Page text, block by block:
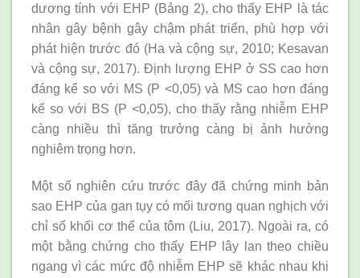
dương tính với EHP (Bảng 2), cho thấy EHP là tác
nhân gây bệnh gây chậm phát triển, phù hợp với
phát hiện trước đó (Ha và cộng sự, 2010; Kesavan
và cộng sự, 2017). Định lượng EHP ở SS cao hơn
đáng kể so với MS (P <0,05) và MS cao hơn đáng
kể so với BS (P <0,05), cho thấy rằng nhiễm EHP
càng nhiều thì tăng trưởng càng bị ảnh hưởng
nghiêm trọng hơn.
Một số nghiên cứu trước đây đã chứng minh bản
sao EHP của gan tụy có mối tương quan nghịch với
chỉ số khối cơ thể của tôm (Liu, 2017). Ngoài ra, có
một bằng chứng cho thấy EHP lây lan theo chiều
ngang vì các mức độ nhiễm EHP sẽ khác nhau khi